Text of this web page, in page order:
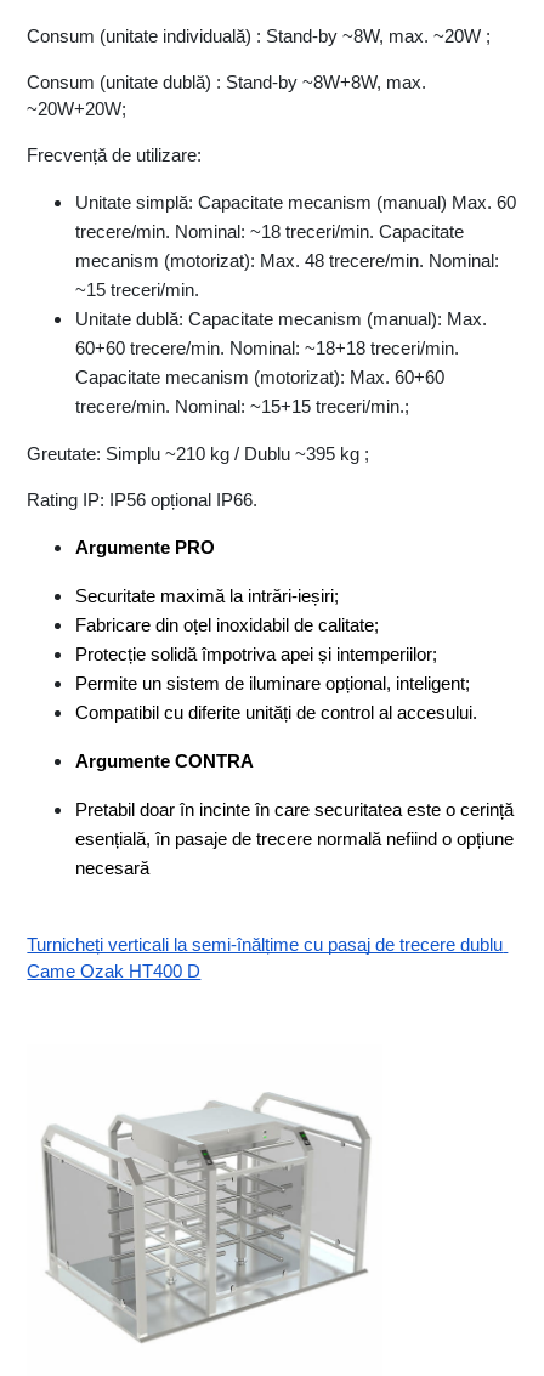
Consum (unitate individuală) : Stand-by ~8W, max. ~20W ;
Consum (unitate dublă) : Stand-by ~8W+8W, max.
~20W+20W;
Frecvență de utilizare:
Unitate simplă: Capacitate mecanism (manual) Max. 60
trecere/min. Nominal: ~18 treceri/min. Capacitate
mecanism (motorizat): Max. 48 trecere/min. Nominal:
~15 treceri/min.
Unitate dublă: Capacitate mecanism (manual): Max.
60+60 trecere/min. Nominal: ~18+18 treceri/min.
Capacitate mecanism (motorizat): Max. 60+60
trecere/min. Nominal: ~15+15 treceri/min.;
Greutate: Simplu ~210 kg / Dublu ~395 kg ;
Rating IP: IP56 opțional IP66.
Argumente PRO
Securitate maximă la intrări-ieșiri;
Fabricare din oțel inoxidabil de calitate;
Protecție solidă împotriva apei și intemperiilor;
Permite un sistem de iluminare opțional, inteligent;
Compatibil cu diferite unități de control al accesului.
Argumente CONTRA
Pretabil doar în incinte în care securitatea este o cerință
esențială, în pasaje de trecere normală nefiind o opțiune
necesară
Turnicheți verticali la semi-înălțime cu pasaj de trecere dublu
Came Ozak HT400 D